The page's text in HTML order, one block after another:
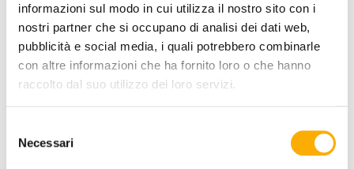
informazioni sul modo in cui utilizza il nostro sito con i
nostri partner che si occupano di analisi dei dati web,
pubblicità e social media, i quali potrebbero combinarle
con altre informazioni che ha fornito loro o che hanno
raccolto dal suo utilizzo dei loro servizi.
delNecessari
COLOR: